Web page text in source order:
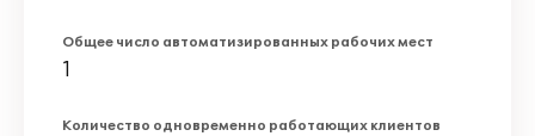
Общее число автоматизированных рабочих мест
1
Количество одновременно работающих клиентов